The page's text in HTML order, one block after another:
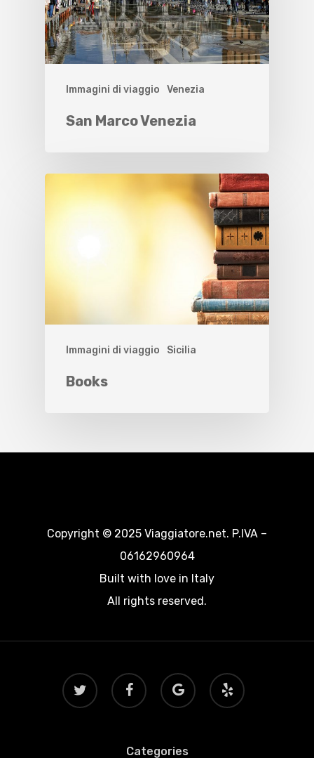
Immagini di viaggio Venezia
San Marco Venezia
Immagini di viaggio Sicilia
Books
Copyright © 2025 Viaggiatore.net. P.IVA –
06162960964
Built with love in Italy
All rights reserved.
twitter facebook
google-
plus
yelp
Categories